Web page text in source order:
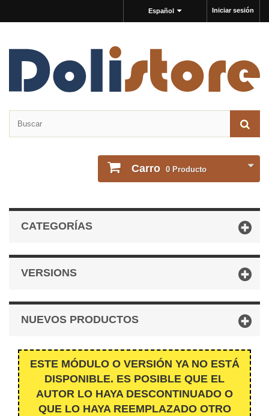
Iniciar sesión
Español
Carro 0 Producto
CATEGORÍAS
VERSIONS
NUEVOS PRODUCTOS
ESTE MÓDULO O VERSIÓN YA NO ESTÁ
DISPONIBLE. ES POSIBLE QUE EL
AUTOR LO HAYA DESCONTINUADO O
QUE LO HAYA REEMPLAZADO OTRO